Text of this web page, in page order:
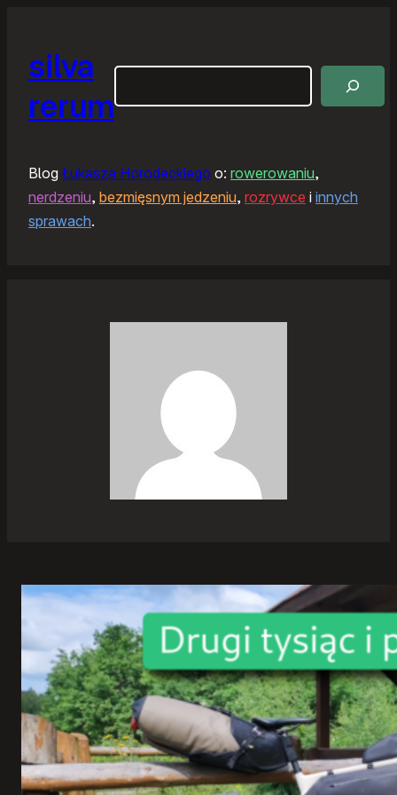
silva
rerum
Blog Łukasza Horodeckiego o: rowerowaniu,
nerdzeniu, bezmięsnym jedzeniu, rozrywce i innych
sprawach.